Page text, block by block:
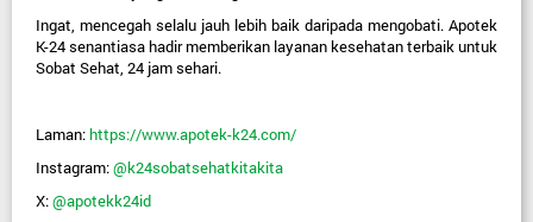
Ingat, mencegah selalu jauh lebih baik daripada mengobati. Apotek
K-24 senantiasa hadir memberikan layanan kesehatan terbaik untuk
Sobat Sehat, 24 jam sehari.
Laman:https://www.apotek-k24.com/
Instagram:@k24sobatsehatkitakita
X:@apotekk24id